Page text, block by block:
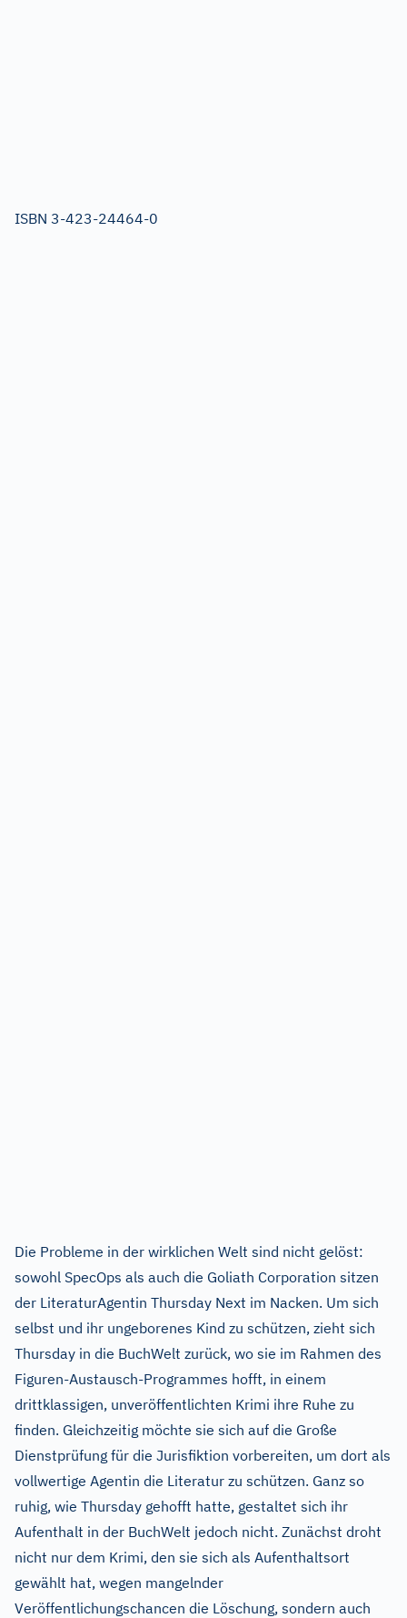
ISBN 3-423-24464-0
Die Probleme in der wirklichen Welt sind nicht gelöst:
sowohl SpecOps als auch die Goliath Corporation sitzen
der LiteraturAgentin Thursday Next im Nacken. Um sich
selbst und ihr ungeborenes Kind zu schützen, zieht sich
Thursday in die BuchWelt zurück, wo sie im Rahmen des
Figuren-Austausch-Programmes hofft, in einem
drittklassigen, unveröffentlichten Krimi ihre Ruhe zu
finden. Gleichzeitig möchte sie sich auf die Große
Dienstprüfung für die Jurisfiktion vorbereiten, um dort als
vollwertige Agentin die Literatur zu schützen. Ganz so
ruhig, wie Thursday gehofft hatte, gestaltet sich ihr
Aufenthalt in der BuchWelt jedoch nicht. Zunächst droht
nicht nur dem Krimi, den sie sich als Aufenthaltsort
gewählt hat, wegen mangelnder
Veröffentlichungschancen die Löschung, sondern auch